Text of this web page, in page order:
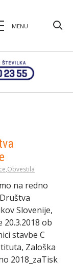
,Obvestila
na redno
Slovenije,
ob
stavbe C
Zaloška
2018_zaTisk
MENU